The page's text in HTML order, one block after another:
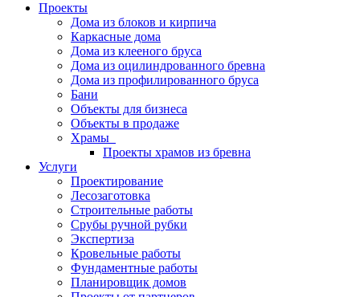
Проекты
Дома из блоков и кирпича
Каркасные дома
Дома из клееного бруса
Дома из оцилиндрованного бревна
Дома из профилированного бруса
Бани
Объекты для бизнеса
Объекты в продаже
Храмы
Проекты храмов из бревна
Услуги
Проектирование
Лесозаготовка
Строительные работы
Срубы ручной рубки
Экспертиза
Кровельные работы
Фундаментные работы
Планировщик домов